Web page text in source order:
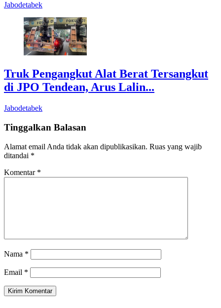
Jabodetabek
Truk Pengangkut Alat Berat Tersangkut
di JPO Tendean, Arus Lalin...
Jabodetabek
Tinggalkan Balasan
Alamat email Anda tidak akan dipublikasikan. Ruas yang wajib
ditandai *
Komentar *
Nama *
Email *